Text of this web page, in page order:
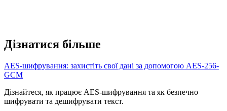
Дізнатися більше
AES-шифрування: захистіть свої дані за допомогою AES-256-
GCM
Дізнайтеся, як працює AES-шифрування та як безпечно
шифрувати та дешифрувати текст.